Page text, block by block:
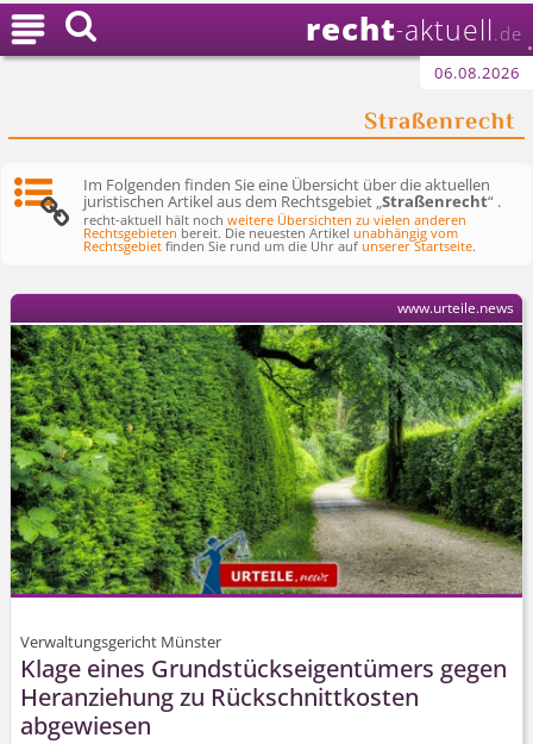
recht-aktuell .de
06.08.2026
Straßenrecht

Im Folgenden finden Sie eine Übersicht über die aktuellen
juristischen Artikel aus dem Rechtsgebiet „Straßenrecht“ .
recht-aktuell hält nochweitere Übersichten zu vielen anderen
Rechtsgebieten bereit. Die neuesten Artikelunabhängig vom
Rechtsgebiet finden Sie rund um die Uhr aufunserer Startseite.
Verwaltungsgericht Münster
Klage eines Grundstücks­eigentümers gegen
Heranziehung zu Rückschnittkosten
abgewiesen
www.urteile.news